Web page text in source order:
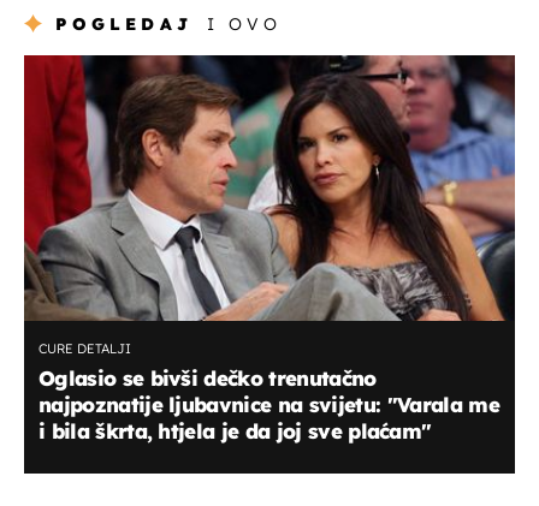
POGLEDAJ I OVO
CURE DETALJI
Oglasio se bivši dečko trenutačno
najpoznatije ljubavnice na svijetu: ''Varala me
i bila škrta, htjela je da joj sve plaćam''